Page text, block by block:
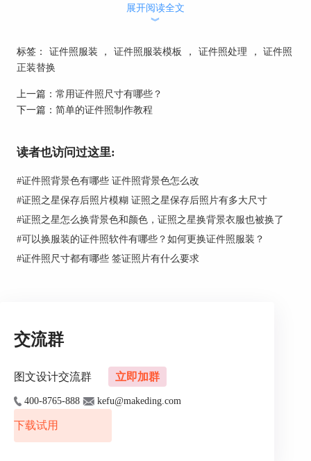
在工具栏里点击“细节调整”>“证照服装替换”，就
然后在照片脖颈部位用鼠标画一条横线，再点击服
装模板里需要替换的服装，即可自动完成服装替换
了。点击对话框下面的微调按钮对服装进行适当的
微调，让人像和服装融合一体，人衣合一，真是做
到了天衣无缝！
展开阅读全文
︾
标签： 证件照服装 ， 证件照服装模板 ， 证件照处理 ，
证件照
正装替换
上一篇： 常用证件照尺寸有哪些？
下一篇： 简单的证件照制作教程
读者也访问过这里:
#证件照背景色有哪些 证件照背景色怎么改
#证照之星保存后照片模糊 证照之星保存后照片有多大尺寸
#证照之星怎么换背景色和颜色，证照之星换背景衣服也被换了
#可以换服装的证件照软件有哪些？如何更换证件照服装？
#证件照尺寸都有哪些 签证照片有什么要求
交流群
图文设计交流群 立即加群
400-8765-888 kefu@makeding.com
下载试用